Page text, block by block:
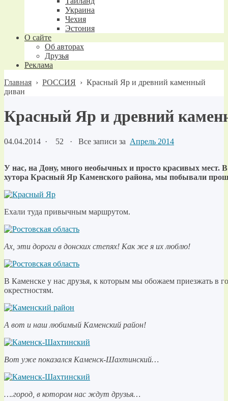
Украина
Чехия
Эстония
О сайте
Об авторах
Друзья
Реклама
Главная › РОССИЯ › Красный Яр и древний каменный
диван
Красный Яр и древний
04.04.2014 · 52 · Все записи за Апрель 2014
У нас, на Дону, много необычных и просто красивых мест. В
хутора Красный Яр Каменского района, мы побывали
Ехали туда привычным маршрутом.
Ах, эти дороги в донских степях! Как же я их люблю!
В Каменске у нас друзья, к которым мы обожаем приезжать в
окрестностям.
А вот и наш любимый Каменский район!
Вот уже показался Каменск-Шахтинский…
….город, в котором нас ждут друзья…